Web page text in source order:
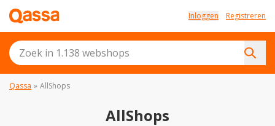
Inloggen Registreren
Qassa » AllShops
AllShops